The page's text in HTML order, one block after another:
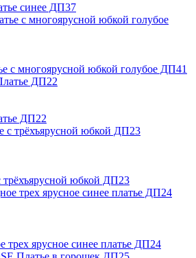
синее ДП37
с многоярусной юбкой голубое ДП41
ДП22
юбкой ДП23
ярусное синее платье ДП24